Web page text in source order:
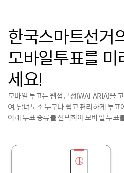
한국스마트선거
모바일투표를 미
세요!
모바일 투표는 웹접근성(WAI-ARIA)을
여, 남녀노소 누구나 쉽고 편리하게 투표
아래 투표 종류를 선택하여 모바일 투표